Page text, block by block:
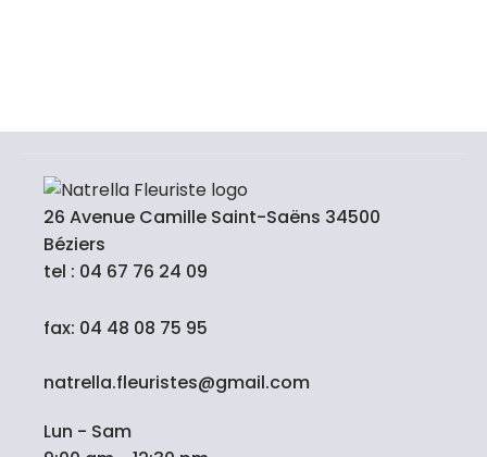
26 Avenue Camille Saint-Saëns 34500
Béziers
tel : 04 67 76 24 09
fax: 04 48 08 75 95
natrella.fleuristes@gmail.com
Lun - Sam